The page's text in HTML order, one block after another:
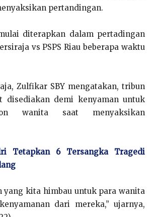
pertandingan.
diterapkan dalam pertadingan
vs PSPS Riau beberapa waktu
Zulfikar SBY mengatakan, tribun
disediakan demi kenyaman untuk
wanita saat menyaksikan
Tetapkan 6 Tersangka Tragedi
yang kita himbau untuk para wanita
dari mereka,” ujarnya,